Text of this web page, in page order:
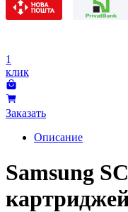
1
клик
Заказать
Описание
Samsung